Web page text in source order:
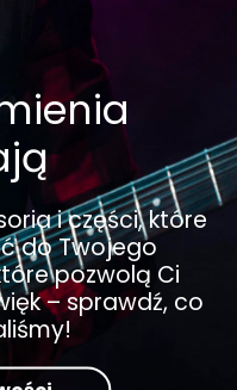
i części, które
do Twojego
pozwolą Ci
– sprawdź, co